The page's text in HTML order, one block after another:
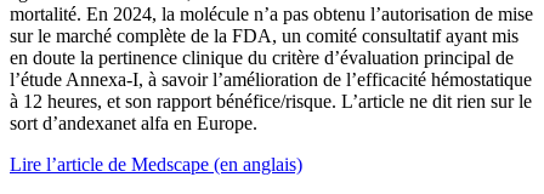
mortalité. En 2024, la molécule n’a pas obtenu l’autorisation de mise
sur le marché complète de la FDA, un comité consultatif ayant mis
en doute la pertinence clinique du critère d’évaluation principal de
l’étude Annexa-I, à savoir l’amélioration de l’efficacité hémostatique
à 12 heures, et son rapport bénéfice/risque. L’article ne dit rien sur le
sort d’andexanet alfa en Europe.
Lire l’article de Medscape (en anglais)